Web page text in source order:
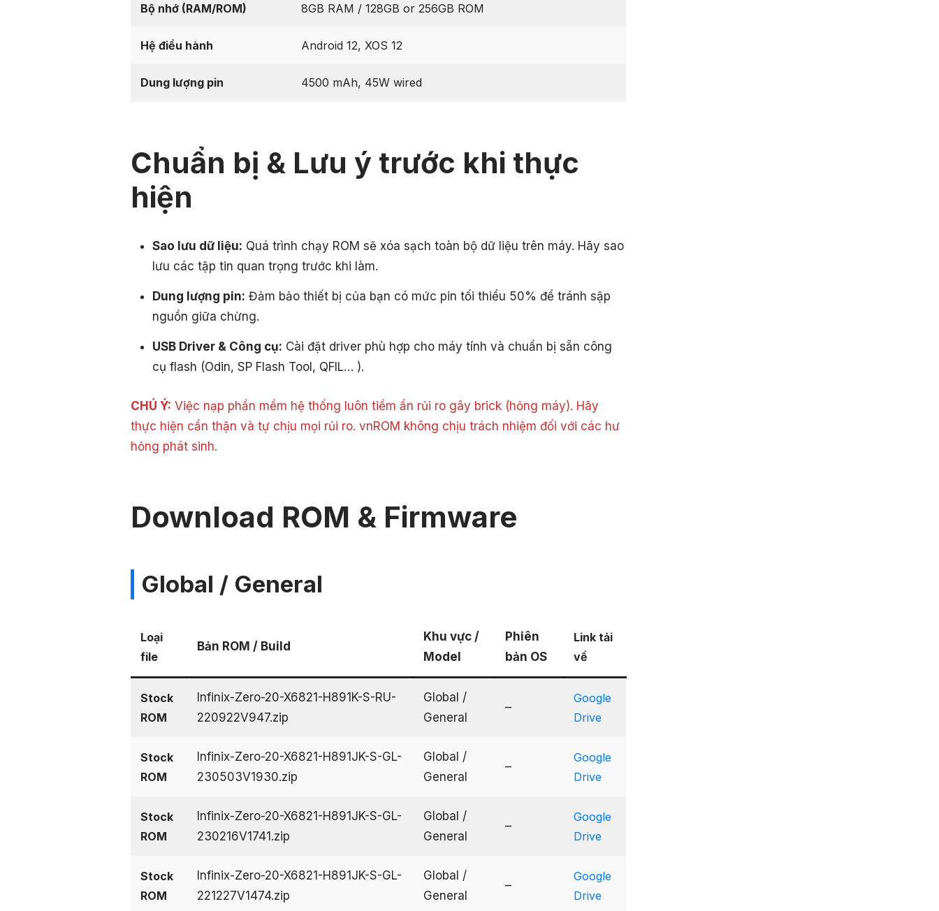
Bộ nhớ (RAM/ROM) 8GB RAM / 128GB or 256GB ROM
Hệ điều hành Android 12, XOS 12
Dung lượng pin 4500 mAh, 45W wired
Chuẩn bị & Lưu ý trước khi thực
hiện
Sao lưu dữ liệu: Quá trình chạy ROM sẽ xóa sạch toàn bộ dữ liệu trên máy. Hãy sao
lưu các tập tin quan trọng trước khi làm.
Dung lượng pin: Đảm bảo thiết bị của bạn có mức pin tối thiểu 50% để tránh sập
nguồn giữa chừng.
USB Driver & Công cụ: Cài đặt driver phù hợp cho máy tính và chuẩn bị sẵn công
cụ flash (Odin, SP Flash Tool, QFIL… ).
CHÚ Ý: Việc nạp phần mềm hệ thống luôn tiềm ẩn rủi ro gây brick (hỏng máy). Hãy
thực hiện cẩn thận và tự chịu mọi rủi ro. vnROM không chịu trách nhiệm đối với các hư
hỏng phát sinh.
Download ROM & Firmware
Global / General
Loại
file
Bản ROM / Build
Khu vực /
Model
Phiên
bản OS
Link tải
về
Stock
ROM
Infinix-Zero-20-X6821-H891K-S-RU-
220922V947.zip
Global /
General
–
Google
Drive
Stock
ROM
Infinix-Zero-20-X6821-H891JK-S-GL-
230503V1930.zip
Global /
General
–
Google
Drive
Stock
ROM
Infinix-Zero-20-X6821-H891JK-S-GL-
230216V1741.zip
Global /
General
–
Google
Drive
Stock
ROM
Infinix-Zero-20-X6821-H891JK-S-GL-
221227V1474.zip
Global /
General
–
Google
Drive